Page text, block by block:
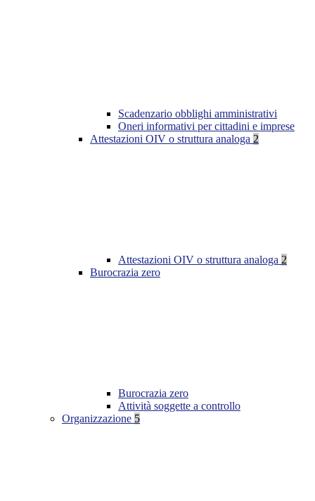
Scadenzario obblighi amministrativi
Oneri informativi per cittadini e imprese
Attestazioni OIV o struttura analoga 2
Attestazioni OIV o struttura analoga 2
Burocrazia zero
Burocrazia zero
Attività soggette a controllo
Organizzazione 5